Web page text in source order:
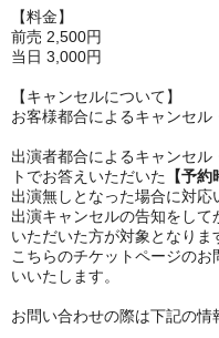
【料金】
前売 2,500円
当日 3,000円
【キャンセルについて】
お客様都合によるキャンセル
出演者都合によるキャンセ
トでお答えいただいた 【予
出演無しとなった場合に対応
出演キャンセルの告知をして
いただいた方が対象となりま
こちらのチケットページの
いいたします。
お問い合わせの際は下記の情